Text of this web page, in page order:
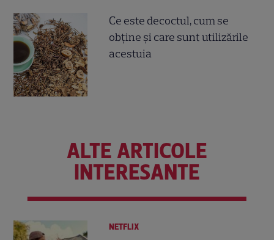
Ce este decoctul, cum se
obţine şi care sunt utilizările
acestuia
ALTE ARTICOLE
INTERESANTE
NETFLIX